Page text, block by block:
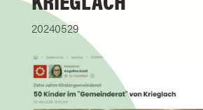
20240529